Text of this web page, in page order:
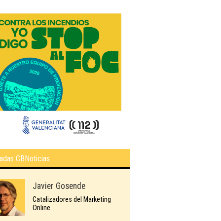
CBNoticias
Javier Gosende
Catalizadores del Marketing
Online